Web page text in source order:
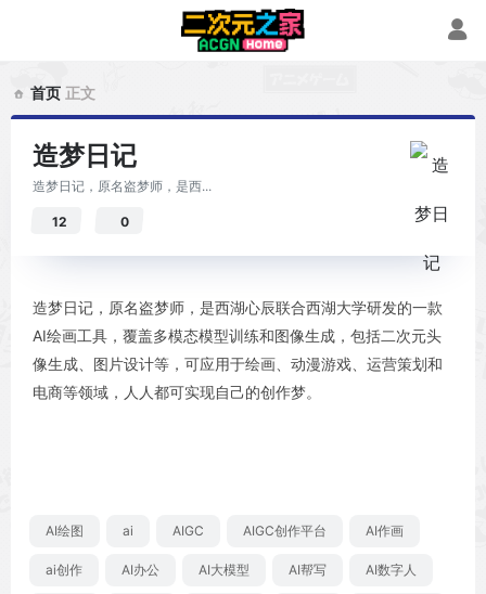
首页 正文
造梦日记
造梦日记，原名盗梦师，是西...
12 0
造梦日记，原名盗梦师，是西湖心辰联合西湖大学研发的一款
AI绘画工具，覆盖多模态模型训练和图像生成，包括二次元头
像生成、图片设计等，可应用于绘画、动漫游戏、运营策划和
电商等领域，人人都可实现自己的创作梦。
AI绘图 ai AIGC AIGC创作平台 AI作画
ai创作 AI办公 AI大模型 AI帮写 AI数字人